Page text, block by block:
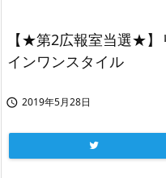
【★第2広報室当選★
インワンスタイル
 2019年5月28日